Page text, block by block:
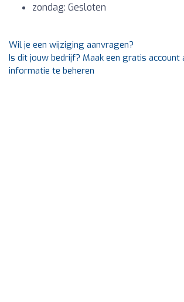
zondag: Gesloten
Wil je een wijziging aanvragen?
Is dit jouw bedrijf? Maak een gratis account
informatie te beheren